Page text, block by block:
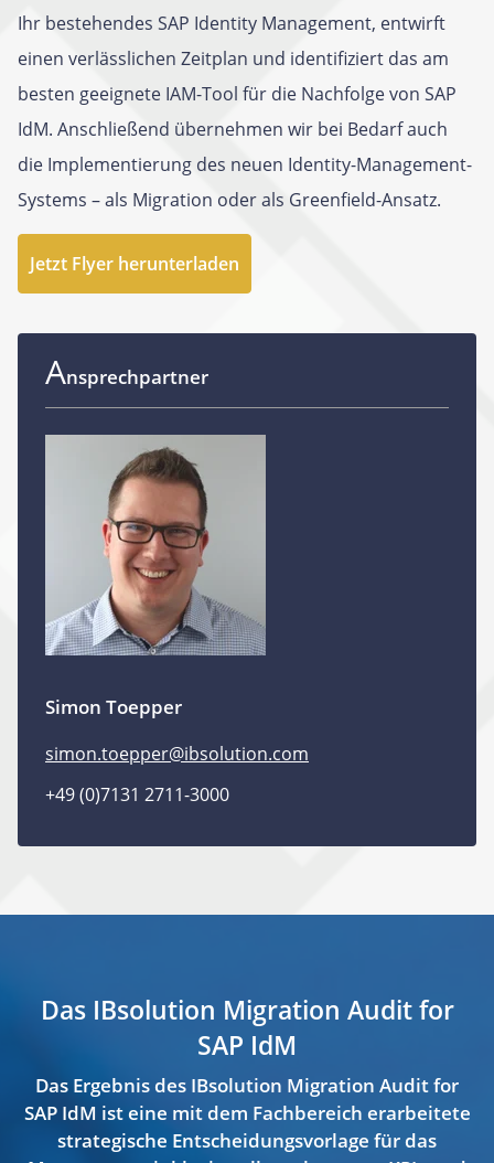
Ihr bestehendes SAP Identity Management, entwirft
einen verlässlichen Zeitplan und identifiziert das am
besten geeignete IAM-Tool für die Nachfolge von SAP
IdM. Anschließend übernehmen wir bei Bedarf auch
die Implementierung des neuen Identity-Management-
Systems – als Migration oder als Greenfield-Ansatz.
Jetzt Flyer herunterladen
Ansprechpartner
Simon Toepper
simon.toepper@ibsolution.com
+49 (0)7131 2711-3000
Das IBsolution Migration Audit for
SAP IdM
Das Ergebnis des IBsolution Migration Audit for
SAP IdM ist eine mit dem Fachbereich erarbeitete
strategische Entscheidungsvorlage für das